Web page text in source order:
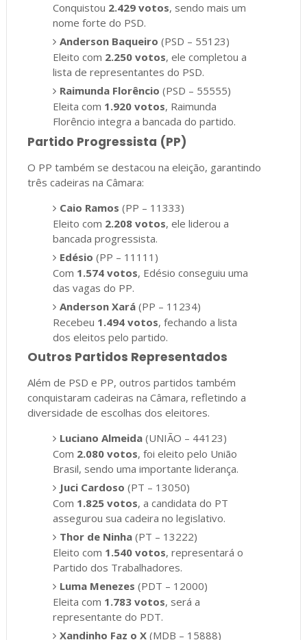
Conquistou 2.429 votos, sendo mais um
nome forte do PSD.
Anderson Baqueiro (PSD – 55123)
Eleito com 2.250 votos, ele completou a
lista de representantes do PSD.
Raimunda Florêncio (PSD – 55555)
Eleita com 1.920 votos, Raimunda
Florêncio integra a bancada do partido.
Partido Progressista (PP)
O PP também se destacou na eleição, garantindo
três cadeiras na Câmara:
Caio Ramos (PP – 11333)
Eleito com 2.208 votos, ele liderou a
bancada progressista.
Edésio (PP – 11111)
Com 1.574 votos, Edésio conseguiu uma
das vagas do PP.
Anderson Xará (PP – 11234)
Recebeu 1.494 votos, fechando a lista
dos eleitos pelo partido.
Outros Partidos Representados
Além de PSD e PP, outros partidos também
conquistaram cadeiras na Câmara, refletindo a
diversidade de escolhas dos eleitores.
Luciano Almeida (UNIÃO – 44123)
Com 2.080 votos, foi eleito pelo União
Brasil, sendo uma importante liderança.
Juci Cardoso (PT – 13050)
Com 1.825 votos, a candidata do PT
assegurou sua cadeira no legislativo.
Thor de Ninha (PT – 13222)
Eleito com 1.540 votos, representará o
Partido dos Trabalhadores.
Luma Menezes (PDT – 12000)
Eleita com 1.783 votos, será a
representante do PDT.
Xandinho Faz o X (MDB – 15888)